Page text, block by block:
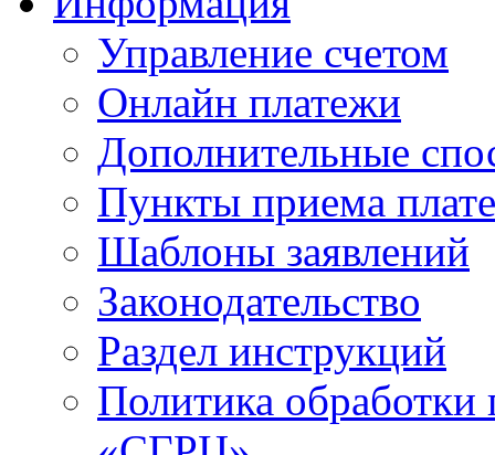
Управление счетом
Онлайн платежи
Дополнительные
Пункты приема
Шаблоны заявлений
Законодательство
Раздел инструкций
Политика